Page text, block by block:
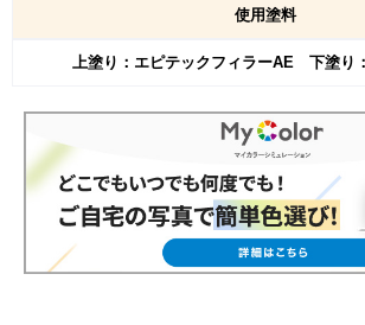
使用塗料
上塗り：エピテックフィラーAE 下塗り